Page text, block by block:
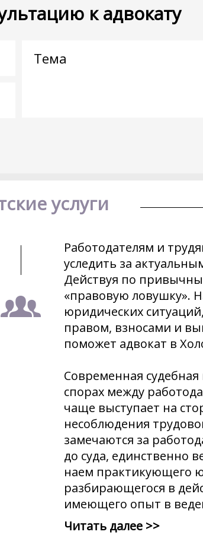
к адвокату
услуги
Работодателям и
уследить за
Действуя по
«правовую ловушку».
юридических
правом, взносами и
поможет адвокат в
Современная
спорах между
чаще выступает на
несоблюдения
замечаются за
до суда, единственно
наем практикующего
разбирающегося в
имеющего опыт в
Читать далее >>